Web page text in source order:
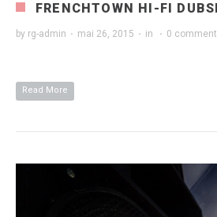
FRENCHTOWN HI-FI
by rg-admin · mai 26, 2015 · in · 0
Read More